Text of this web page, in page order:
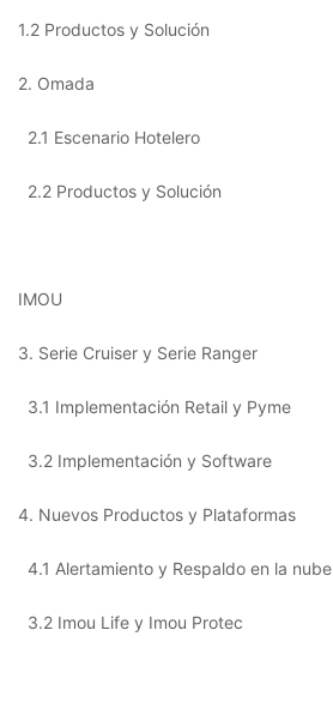
1.2 Productos y Solución
2. Omada
2.1 Escenario Hotelero
2.2 Productos y Solución
IMOU
3. Serie Cruiser y Serie Ranger
3.1 Implementación Retail y Pyme
3.2 Implementación y Software
4. Nuevos Productos y Plataformas
4.1 Alertamiento y Respaldo en la nube
3.2 Imou Life y Imou Protec